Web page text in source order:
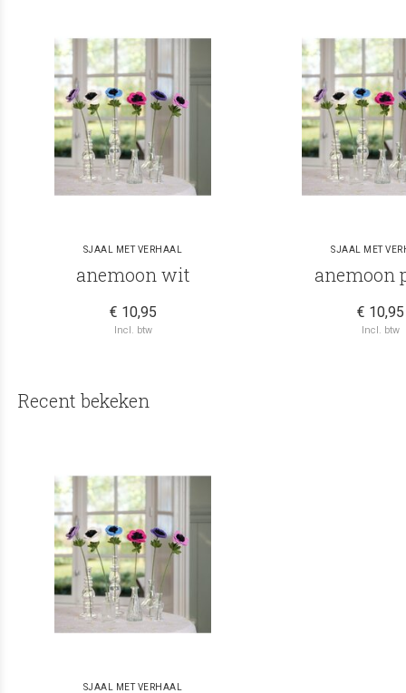
SJAAL MET VERHAAL
anemoon wit
€ 10,95
Incl. btw
SJAAL MET
anemoon
€ 10,95
Incl. btw
Recent bekeken
SJAAL MET VERHAAL